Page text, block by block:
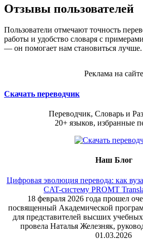
Отзывы пользователей
Пользователи отмечают точность
работы и удобство словаря с
— он помогает нам становиться лучше.
Реклама на сайте
Скачать переводчик
Переводчик, Словарь и
20+ языков, избранные
Наш Блог
Цифровая эволюция перевода: как
CAT-систему PROMT
18 февраля 2026 года прошел
посвященный Академической
для представителей высших
провела Наталья Железняк,
01.03.2026